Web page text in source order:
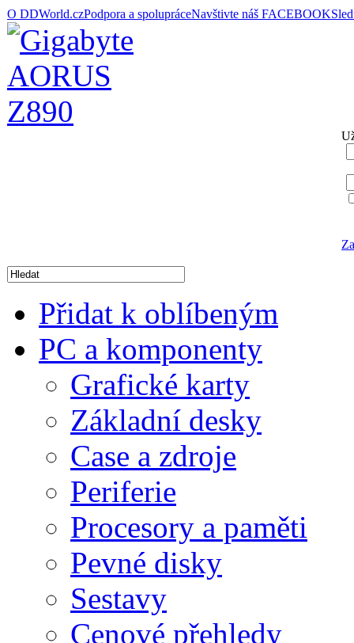
O DDWorld.czPodpora a spolupráceNavštivte náš FACEBOOK
Přidat k oblíbeným
PC a komponenty
Grafické karty
Základní desky
Case a zdroje
Periferie
Procesory a paměti
Pevné disky
Sestavy
Cenové přehledy